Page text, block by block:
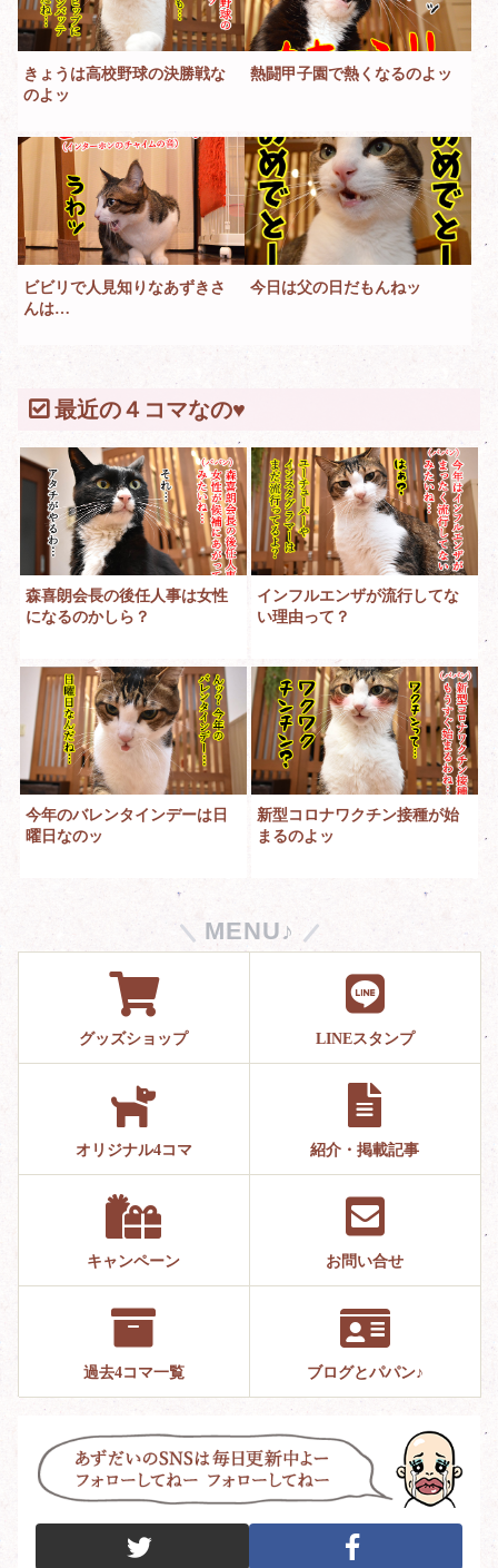
きょうは高校野球の決勝戦な
のよッ
熱闘甲子園で熱くなるのよッ
ビビリで人見知りなあずきさ
んは…
今日は父の日だもんねッ
最近の４コマなの♥
森喜朗会長の後任人事は女性
になるのかしら？
インフルエンザが流行してな
い理由って？
今年のバレンタインデーは日
曜日なのッ
新型コロナワクチン接種が始
まるのよッ
MENU♪
グッズショップ LINEスタンプ
オリジナル4コマ 紹介・掲載記事
キャンペーン お問い合せ
過去4コマ一覧 ブログとパパン♪